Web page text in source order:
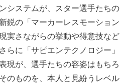
システムが、スター選手たちの
鋭の「マーカーレスモーション
実さながらの挙動や得意技など
らに「サピエンテクノロジー」
現が、選手たちの容姿はもちろ
のものを、本人と見紛うレベル